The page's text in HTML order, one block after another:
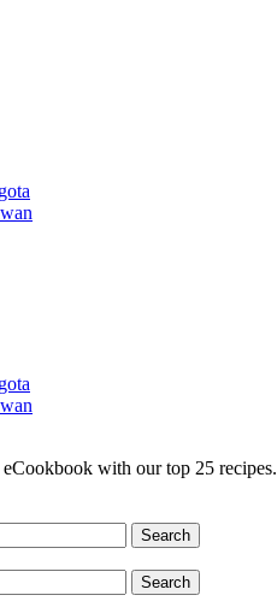
eCookbook with our top 25 recipes.